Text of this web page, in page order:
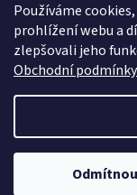
Používáme
prohlížení webu a
zlepšovali jeho
Obchodní podmínky